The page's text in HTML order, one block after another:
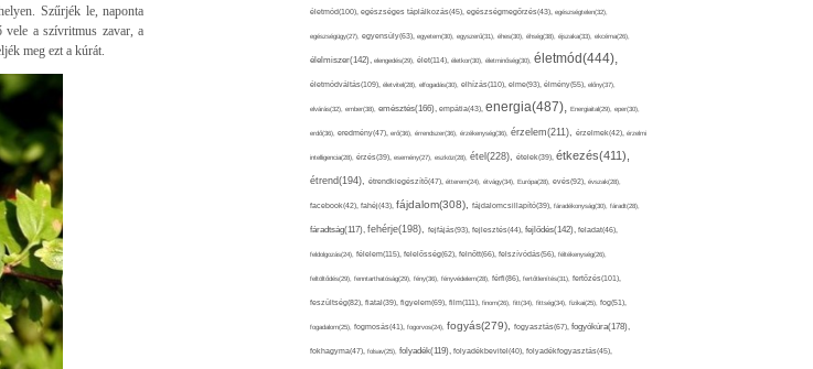
Szűrjék le, naponta
vele a szívritmus zavar, a
meg ezt a kúrát.
életmód(100), egészséges táplálkozás(45), egészségmegőrzés(43), egészségtelen(32),
egészségügy(27), egyensúly(63), egyetem(30), egyszerű(31), éhes(30), éhség(38), éjszaka(33), ekcéma(26),
élelmiszer(142), elengedés(29), élet(114), életkor(30), életminőség(30), életmód(444),
életmódváltás(109), életvitel(28), elfogadás(30), elhízás(110), elme(93), élmény(55), előny(37),
elvárás(32), ember(38), emésztés(166), empátia(43), energia(487), Energiaital(29), eper(30),
erdő(36), eredmény(47), erő(36), érrendszer(36), érzékenység(36), érzelem(211), érzelmek(42), érzelmi
intelligencia(28), érzés(39), esemény(27), eszköz(28), étel(228), ételek(39), étkezés(411),
étrend(194), étrendkiegészítő(47), étterem(24), étvágy(34), Európa(28), evés(92), évszak(28),
facebook(42), fahéj(43), fájdalom(308), fájdalomcsillapító(39), fáradékonyság(30), fáradt(28),
fáradtság(117), fehérje(198), fejfájás(93), fejlesztés(44), fejlődés(142), feladat(46),
feldolgozás(24), félelem(115), felelősség(62), felnőtt(66), felszívódás(56), féltékenység(26),
feltöltődés(29), fenntarthatóság(29), fény(36), fényvédelem(28), férfi(86), fertőtlenítés(31), fertőzés(101),
feszültség(82), fiatal(39), figyelem(69), film(111), finom(26), fitt(34), fittség(34), fizikai(25), fog(51),
fogadalom(25), fogmosás(41), fogorvos(24), fogyás(279), fogyasztás(67), fogyókúra(178),
fokhagyma(47), folsav(25), folyadék(119), folyadékbevitel(40), folyadékfogyasztás(45),